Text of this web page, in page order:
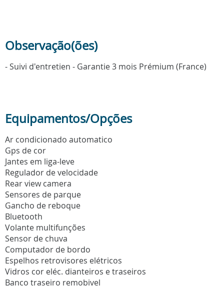
Observação(ões)
- Suivi d'entretien - Garantie 3 mois Prémium (France)
Equipamentos/Opções
Ar condicionado automatico
Gps de cor
Jantes em liga-leve
Regulador de velocidade
Rear view camera
Sensores de parque
Gancho de reboque
Bluetooth
Volante multifunções
Sensor de chuva
Computador de bordo
Espelhos retrovisores elétricos
Vidros cor eléc. dianteiros e traseiros
Banco traseiro remobivel